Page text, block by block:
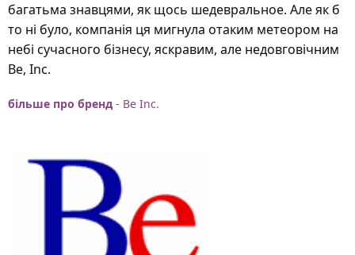
багатьма знавцями, як щось шедевральное. Але як б
то ні було, компанія ця мигнула отаким метеором на
небі сучасного бізнесу, яскравим, але недовговічним
Be, Inc.
більше про бренд - Be Inc.